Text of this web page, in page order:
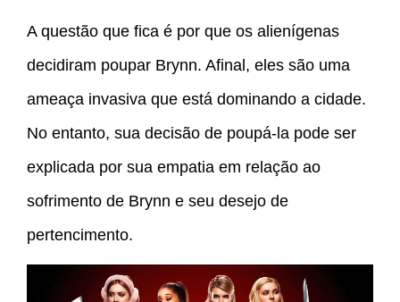
A questão que fica é por que os alienígenas
decidiram poupar Brynn. Afinal, eles são uma
ameaça invasiva que está dominando a cidade.
No entanto, sua decisão de poupá-la pode ser
explicada por sua empatia em relação ao
sofrimento de Brynn e seu desejo de
pertencimento.